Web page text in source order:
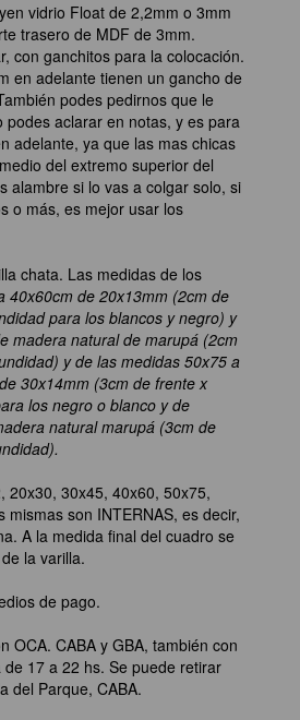
vidrio Float de 2,2mm o 3mm
trasero de MDF de 3mm.
con ganchitos para la colocación.
en adelante tienen un gancho de
podes pedirnos que le
podes aclarar en notas, y es para
adelante, ya que las mas chicas
del extremo superior del
alambre si lo vas a colgar solo, si
o más, es mejor usar los
chata. Las medidas de los
40x60cm de 20x13mm (2cm de
para los blancos y negro) y
madera natural de marupá (2cm
y de las medidas 50x75 a
30x14mm (3cm de frente x
los negro o blanco y de
natural marupá (3cm de
20x30, 30x45, 40x60, 50x75,
mismas son INTERNAS, es decir,
A la medida final del cuadro se
la varilla.
de pago.
OCA. CABA y GBA, también con
17 a 22 hs. Se puede retirar
del Parque, CABA.